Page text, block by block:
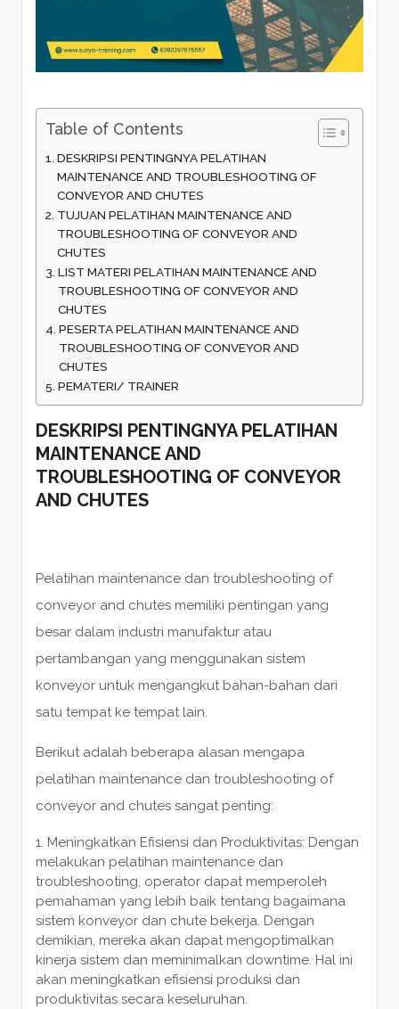
Table of Contents
DESKRIPSI PENTINGNYA PELATIHAN
MAINTENANCE AND TROUBLESHOOTING OF
CONVEYOR AND CHUTES
TUJUAN PELATIHAN MAINTENANCE AND
TROUBLESHOOTING OF CONVEYOR AND
CHUTES
LIST MATERI PELATIHAN MAINTENANCE AND
TROUBLESHOOTING OF CONVEYOR AND
CHUTES
PESERTA PELATIHAN MAINTENANCE AND
TROUBLESHOOTING OF CONVEYOR AND
CHUTES
PEMATERI/ TRAINER
DESKRIPSI PENTINGNYA PELATIHAN
MAINTENANCE AND
TROUBLESHOOTING OF CONVEYOR
AND CHUTES
Pelatihan maintenance dan troubleshooting of
conveyor and chutes memiliki pentingan yang
besar dalam industri manufaktur atau
pertambangan yang menggunakan sistem
konveyor untuk mengangkut bahan-bahan dari
satu tempat ke tempat lain.
Berikut adalah beberapa alasan mengapa
pelatihan maintenance dan troubleshooting of
conveyor and chutes sangat penting:
Meningkatkan Efisiensi dan Produktivitas: Dengan
melakukan pelatihan maintenance dan
troubleshooting, operator dapat memperoleh
pemahaman yang lebih baik tentang bagaimana
sistem konveyor dan chute bekerja. Dengan
demikian, mereka akan dapat mengoptimalkan
kinerja sistem dan meminimalkan downtime. Hal ini
akan meningkatkan efisiensi produksi dan
produktivitas secara keseluruhan.